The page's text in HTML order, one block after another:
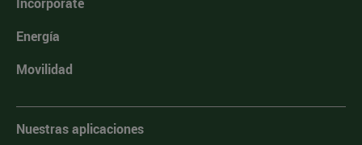
Energía
Movilidad
Nuestras aplicaciones